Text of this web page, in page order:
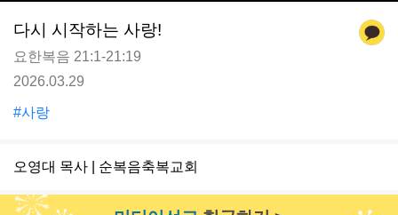
다시 시작하는 사랑!
요한복음 21:1-21:19
2026.03.29
#사랑
오영대 목사 | 순복음축복교회